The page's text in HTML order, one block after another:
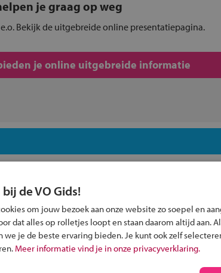
je graag op weg
Bekijk de uitgebreide online presentatiepagina.
je online uitgebreide informatie
Inschrijven?
Alle informatie om je kind aan te melden
de VO Gids!
om jouw bezoek aan onze website zo soepel en
dat alles op rolletjes loopt en staan daarom altijd aan.
we je de beste ervaring bieden. Je kunt ook zelf
Meer informatie vind je in onze privacyverklaring.